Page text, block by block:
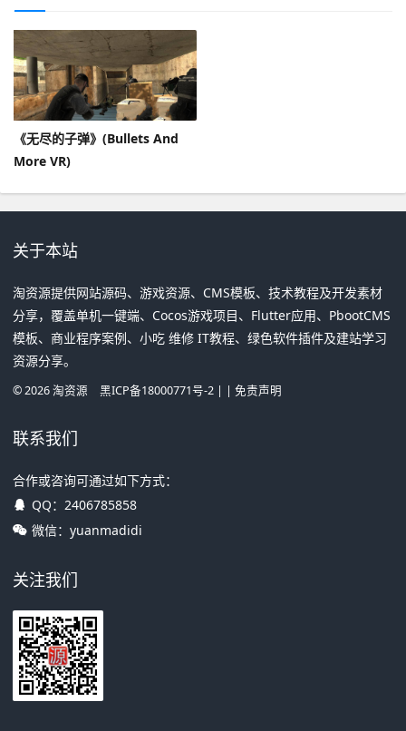
《无尽的子弹》(Bullets And
More VR)
关于本站
淘资源提供网站源码、游戏资源、CMS模板、技术教程及开发素材
分享，覆盖单机一键端、Cocos游戏项目、Flutter应用、PbootCMS
模板、商业程序案例、小吃 维修 IT教程、绿色软件插件及建站学习
资源分享。
©2026淘资源 黑ICP备18000771号-2| | 免责声明
联系我们
合作或咨询可通过如下方式：
QQ： 2406785858
微信：yuanmadidi
关注我们